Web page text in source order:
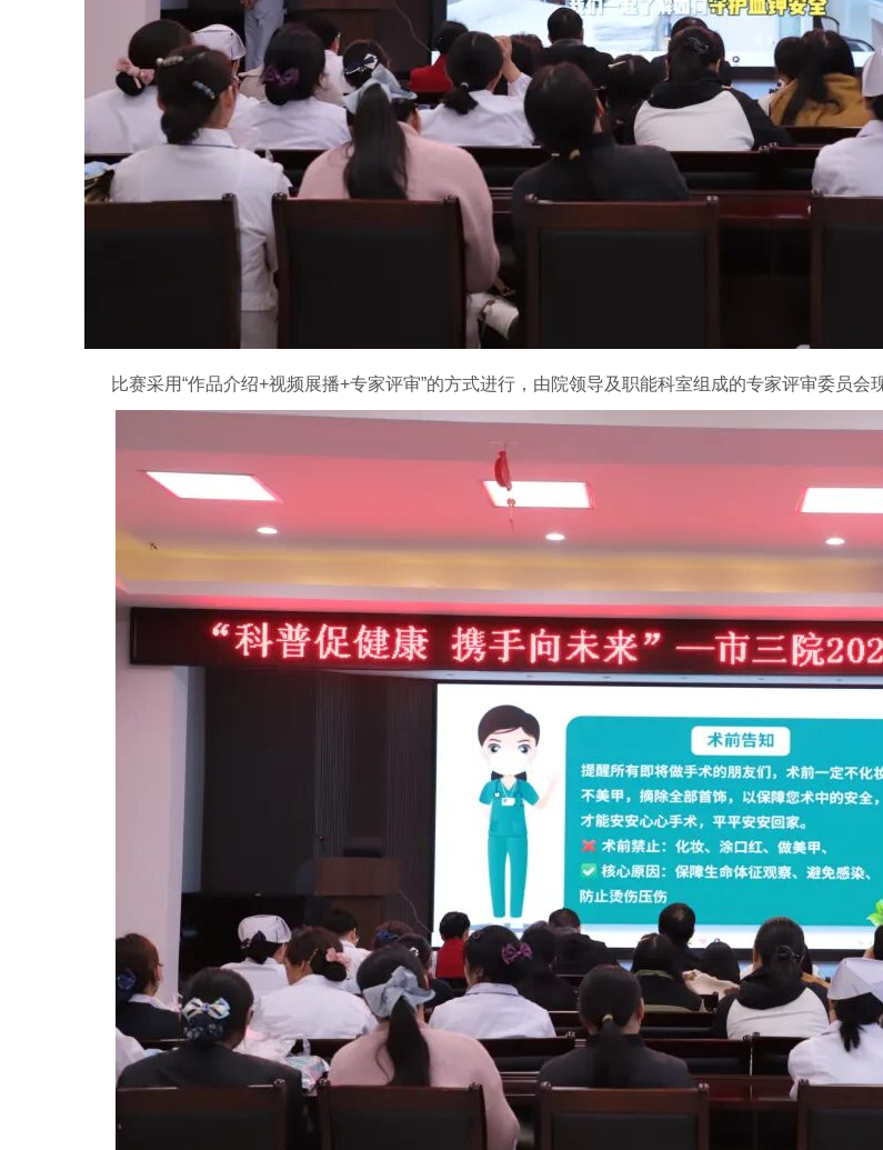
比赛采用“作品介绍+视频展播+专家评审”的方式进行，由院领导及职能科室组成的专家评审委员会